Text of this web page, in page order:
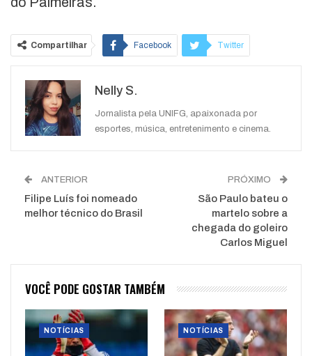
Compartilhar Facebook Twitter
WhatsApp
Nelly S.
Jornalista pela UNIFG, apaixonada por
esportes, música, entretenimento e cinema.
ANTERIOR
Filipe Luís foi nomeado
melhor técnico do Brasil
PRÓXIMO
São Paulo bateu o
martelo sobre a
chegada do goleiro
Carlos Miguel
VOCÊ PODE GOSTAR TAMBÉM
NOTÍCIAS NOTÍCIAS